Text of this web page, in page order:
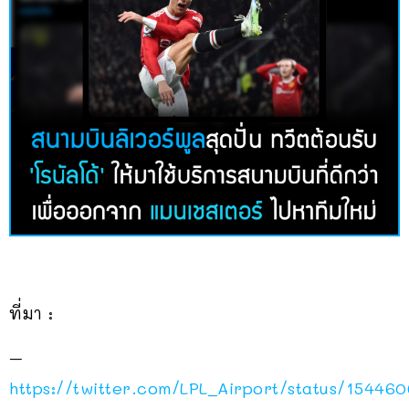
ที่มา :
–
https://twitter.com/LPL_Airport/status/